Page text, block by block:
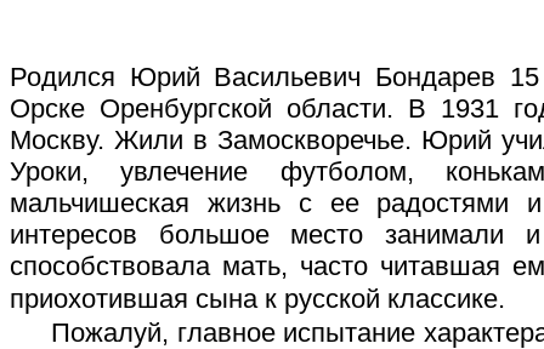
Родился Юрий Васильевич Бондарев
Орске Оренбургской области. В 1931
Москву. Жили в Замоскворечье. Юрий
Уроки, увлечение футболом,
мальчишеская жизнь с ее радостями
интересов большое место занимали
способствовала мать, часто читавшая
приохотившая сына к русской классике.
Пожалуй, главное испытание